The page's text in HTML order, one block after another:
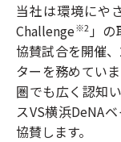
当社は環境にや
Challenge※2」の
協賛試合を開催
ターを務めてい
圏でも広く認知
スVS横浜DeNA
協賛します。